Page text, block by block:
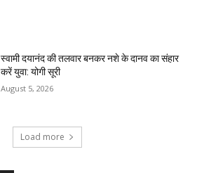
स्वामी दयानंद की तलवार बनकर नशे के दानव का संहार
करें युवा: योगी सूरी
August 5, 2026
Load more